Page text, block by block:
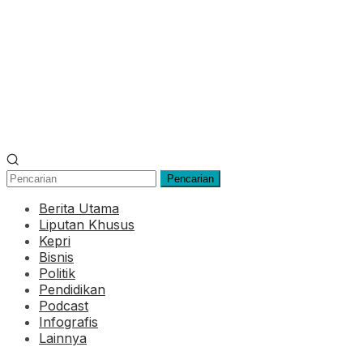
Pencarian
Berita Utama
Liputan Khusus
Kepri
Bisnis
Politik
Pendidikan
Podcast
Infografis
Lainnya